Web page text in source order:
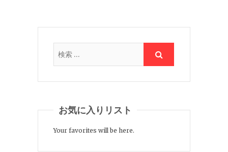
お気に入りリスト
Your favorites will be here.